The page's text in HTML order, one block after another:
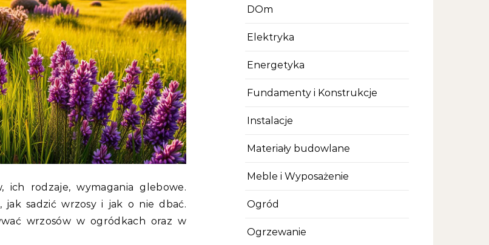
ich rodzaje, wymagania glebowe.
jak sadzić wrzosy i jak o nie dbać.
wrzosów w ogródkach oraz w
DOm
Elektryka
Energetyka
Fundamenty i Konstrukcje
Instalacje
Materiały budowlane
Meble i Wyposażenie
Ogród
Ogrzewanie